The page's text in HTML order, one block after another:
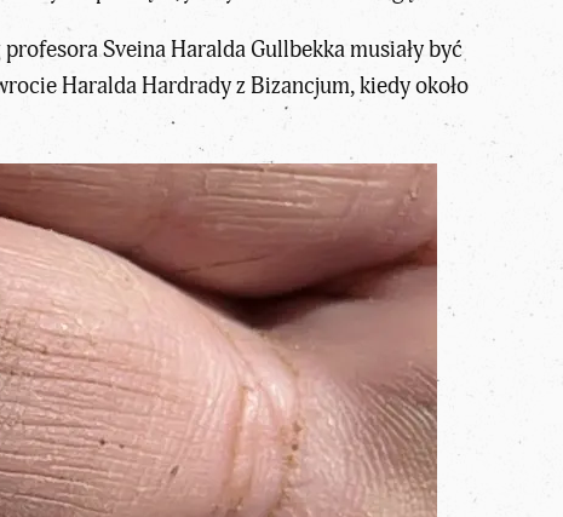
Sveina Haralda Gullbekka musiały być
Haralda Hardrady z Bizancjum, kiedy około